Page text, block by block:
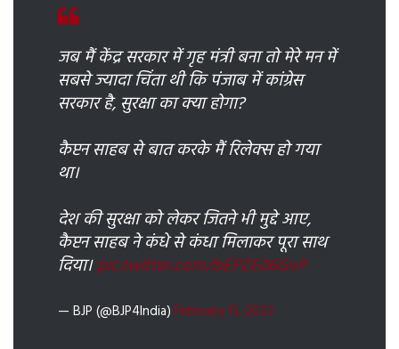
जब मैं केंद्र सरकार में गृह मंत्री बना तो मेरे मन में
सबसे ज्यादा चिंता थी कि पंजाब में कांग्रेस
सरकार है, सुरक्षा का क्या होगा?
कैप्टन साहब से बात करके मैं रिलेक्स हो गया
था।
देश की सुरक्षा को लेकर जितने भी मुद्दे आए,
कैप्टन साहब ने कंधे से कंधा मिलाकर पूरा साथ
दिया।pic.twitter.com/bEPZE06GvP
— BJP (@BJP4India) February 13, 2022